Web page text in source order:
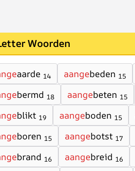
Woorden
aarde 14 aangebeden 15
bermd 18 aangebeten 15
blikt 19 aangeboden 15
boren 15 aangebotst 17
brand 16 aangebreid 16